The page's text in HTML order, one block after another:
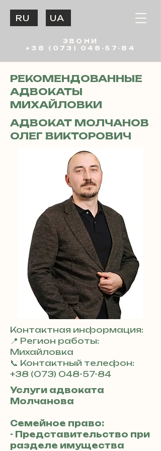
ЗВОНИ
+38 (073) 048-57-84
UA
RU
РЕКОМЕНДОВАННЫЕ
АДВОКАТЫ
МИХАЙЛОВКИ
АДВОКАТ МОЛЧАНОВ
ОЛЕГ ВИКТОРОВИЧ
Контактная информация:
📍 Регион работы:
Михайловка
📞 Контактный телефон:
+38 (073) 048-57-84
Услуги адвоката
Молчанова
Семейное право:
- Представительство при
разделе имущества